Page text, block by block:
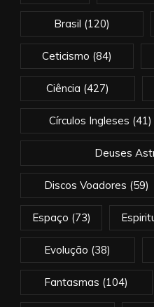
Brasil (120)
Ceticismo (84)
Ciência (427)
Círculos Ingleses (41)
Deuses
Discos Voadores (59)
Espaço (73)
Evolução (38)
Fantasmas (104)